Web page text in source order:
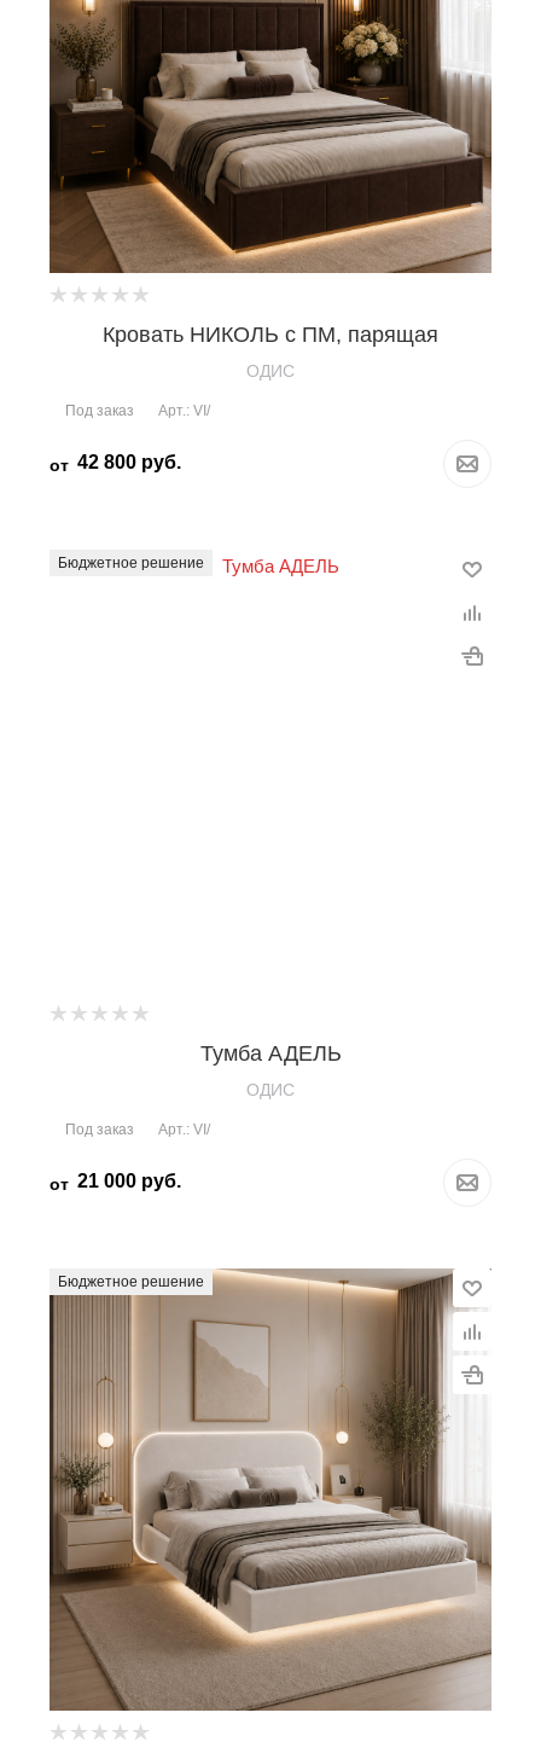
Кровать НИКОЛЬ с ПМ, парящая
OДИС
Под заказ Арт.: VI/
от 42 800 руб.
Бюджетное решение
Тумба АДЕЛЬ
OДИС
Под заказ Арт.: VI/
от 21 000 руб.
Бюджетное решение